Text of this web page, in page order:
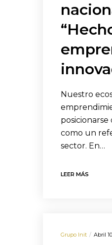
Nuestro
como un
sector. En…
LEER MÁS
Grupo Init Abril